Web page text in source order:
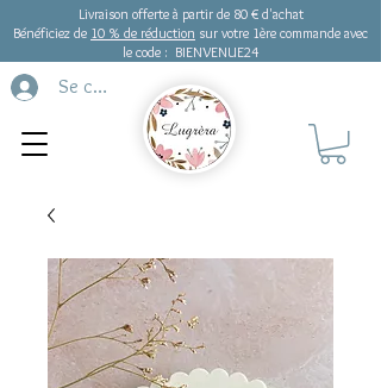
Livraison offerte à partir de 80 € d'achat
Bénéficiez de 10 % de réduction sur votre 1ère commande avec
le code : BIENVENUE24
Se connecter